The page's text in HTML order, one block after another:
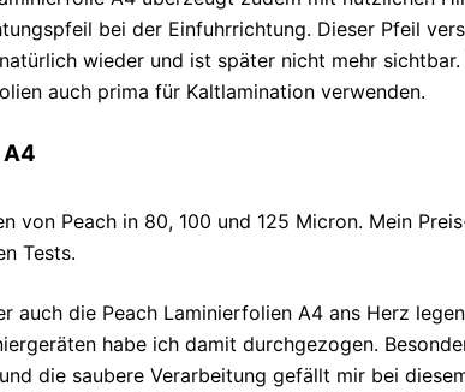
bei der Einfuhrrichtung. Dieser Pfeil
wieder und ist später nicht mehr
auch prima für Kaltlamination verwenden.
von Peach in 80, 100 und 125 Micron. Mein
Tests.
auch die Peach Laminierfolien A4 ans Herz
habe ich damit durchgezogen.
die saubere Verarbeitung gefällt mir bei